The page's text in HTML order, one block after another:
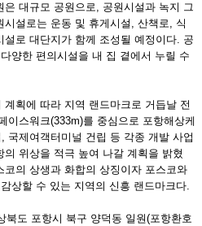
대규모 공원으로, 공원시설과 녹지 그
설로는 운동 및 휴게시설, 산책로, 식
로 대단지가 함께 조성될 예정이다. 공
양한 편의시설을 내 집 곁에서 누릴 수
획에 따라 지역 랜드마크로 거듭날 전
이스워크(333m)를 중심으로 포항해상케
국제여객터미널 건립 등 각종 개발 사업
위상을 적극 높여 나갈 계획을 밝혔
의 상생과 화합의 상징이자 포스코와
상할 수 있는 지역의 신흥 랜드마크다.
북도 포항시 북구 양덕동 일원(포항환호